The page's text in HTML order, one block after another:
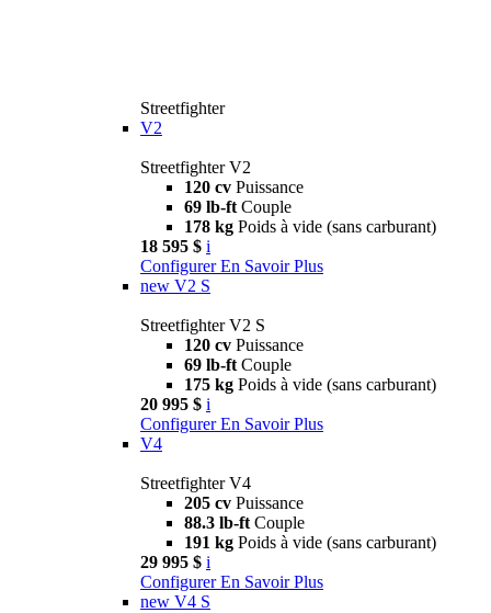
Streetfighter
V2
Streetfighter V2
120 cv Puissance
69 lb-ft Couple
178 kg Poids à vide (sans carburant)
18 595 $ i
Configurer En Savoir Plus
new V2 S
Streetfighter V2 S
120 cv Puissance
69 lb-ft Couple
175 kg Poids à vide (sans carburant)
20 995 $ i
Configurer En Savoir Plus
V4
Streetfighter V4
205 cv Puissance
88.3 lb-ft Couple
191 kg Poids à vide (sans carburant)
29 995 $ i
Configurer En Savoir Plus
new V4 S